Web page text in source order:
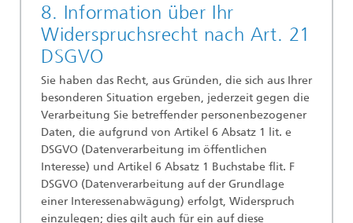
8. Information über Ihr
Widerspruchsrecht nach Art. 21
DSGVO
Sie haben das Recht, aus Gründen, die sich aus Ihrer
besonderen Situation ergeben, jederzeit gegen die
Verarbeitung Sie betreffender personenbezogener
Daten, die aufgrund von Artikel 6 Absatz 1 lit. e
DSGVO (Datenverarbeitung im öffentlichen
Interesse) und Artikel 6 Absatz 1 Buchstabe flit. F
DSGVO (Datenverarbeitung auf der Grundlage
einer Interessenabwägung) erfolgt, Widerspruch
einzulegen; dies gilt auch für ein auf diese